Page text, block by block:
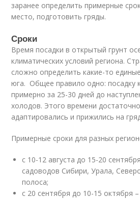
заранее определить примерные
место, подготовить гряды.
Сроки
Время посадки в открытый грунт
климатических условий региона.
сложно определить какие-то
юга. Общее правило одно: посадку
примерно за 25-30 дней до
холодов. Этого времени
адаптировались и прижились на
Примерные сроки для разных
с 10-12 августа до 15-20
садоводов Сибири, Урала,
полоса;
с 20 сентября до 10-15 октября